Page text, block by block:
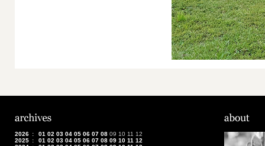
2026 : 01 02 03 04 05 06 07 08 09 10 11 12
2025 : 01 02 03 04 05 06 07 08 09 10 11 12